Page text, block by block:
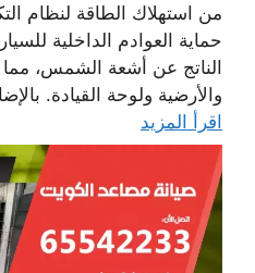
من استهلاك الطاقة لنظام
حماية العوادم الداخلية
الناتج عن أشعة الشمس،
والأرضية ولوحة القيادة.
اقرأ المزيد